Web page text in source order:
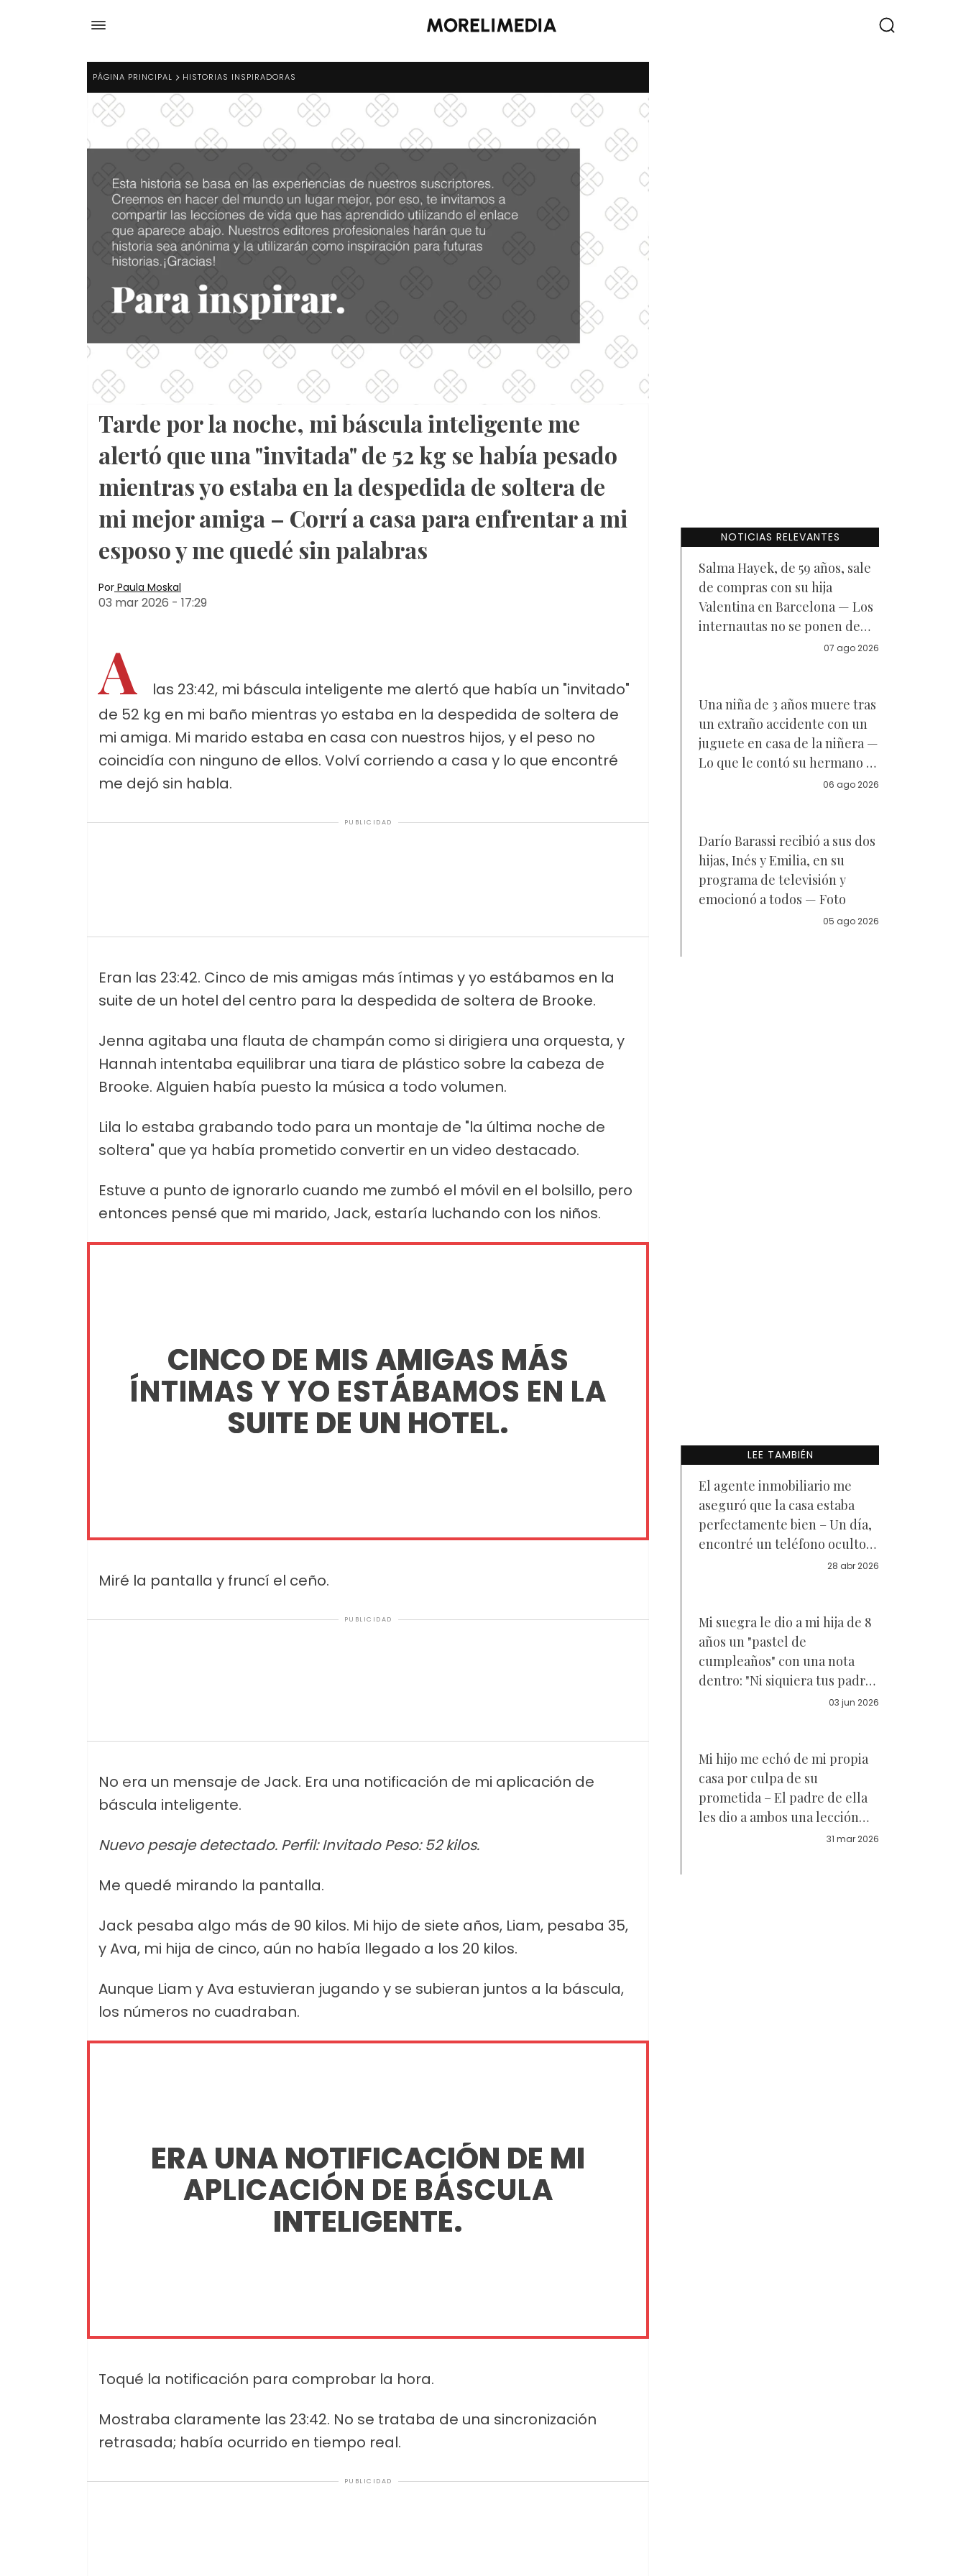
PÁGINA PRINCIPAL HISTORIAS INSPIRADORAS
Tarde por la noche, mi báscula inteligente me
alertó que una "invitada" de 52 kg se había pesado
mientras yo estaba en la despedida de soltera de
mi mejor amiga – Corrí a casa para enfrentar a mi
esposo y me quedé sin palabras
Por Paula Moskal
03 mar 2026 - 17:29
A
las 23:42, mi báscula inteligente me alertó que había un "invitado"
de 52 kg en mi baño mientras yo estaba en la despedida de soltera de
mi amiga. Mi marido estaba en casa con nuestros hijos, y el peso no
coincidía con ninguno de ellos. Volví corriendo a casa y lo que encontré
me dejó sin habla.
PUBLICIDAD
Eran las 23:42. Cinco de mis amigas más íntimas y yo estábamos en la
suite de un hotel del centro para la despedida de soltera de Brooke.
Jenna agitaba una flauta de champán como si dirigiera una orquesta, y
Hannah intentaba equilibrar una tiara de plástico sobre la cabeza de
Brooke. Alguien había puesto la música a todo volumen.
Lila lo estaba grabando todo para un montaje de "la última noche de
soltera" que ya había prometido convertir en un video destacado.
Estuve a punto de ignorarlo cuando me zumbó el móvil en el bolsillo, pero
entonces pensé que mi marido, Jack, estaría luchando con los niños.
CINCO DE MIS AMIGAS MÁS
ÍNTIMAS Y YO ESTÁBAMOS EN LA
SUITE DE UN HOTEL.
Miré la pantalla y fruncí el ceño.
PUBLICIDAD
No era un mensaje de Jack. Era una notificación de mi aplicación de
báscula inteligente.
Nuevo pesaje detectado. Perfil: Invitado Peso: 52 kilos.
Me quedé mirando la pantalla.
Jack pesaba algo más de 90 kilos. Mi hijo de siete años, Liam, pesaba 35,
y Ava, mi hija de cinco, aún no había llegado a los 20 kilos.
Aunque Liam y Ava estuvieran jugando y se subieran juntos a la báscula,
los números no cuadraban.
ERA UNA NOTIFICACIÓN DE MI
APLICACIÓN DE BÁSCULA
INTELIGENTE.
Toqué la notificación para comprobar la hora.
Mostraba claramente las 23:42. No se trataba de una sincronización
retrasada; había ocurrido en tiempo real.
PUBLICIDAD
NOTICIAS RELEVANTES
Salma Hayek, de 59 años, sale
de compras con su hija
Valentina en Barcelona — Los
internautas no se ponen de
acuerdo sobre a quién se07 ago 2026
Una niña de 3 años muere tras
un extraño accidente con un
juguete en casa de la niñera —
Lo que le contó su hermano a
06 ago 2026
Darío Barassi recibió a sus dos
hijas, Inés y Emilia, en su
programa de televisión y
emocionó a todos — Foto
05 ago 2026
LEE TAMBIÉN
El agente inmobiliario me
aseguró que la casa estaba
perfectamente bien – Un día,
encontré un teléfono oculto
detrás de una pared falsa28 abr 2026
Mi suegra le dio a mi hija de 8
años un "pastel de
cumpleaños" con una nota
dentro: "Ni siquiera tus padres
biológicos te querían" – Un03 jun 2026
Mi hijo me echó de mi propia
casa por culpa de su
prometida – El padre de ella
les dio a ambos una lección
31 mar 2026